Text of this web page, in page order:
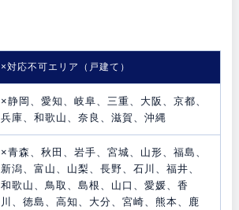
×対応不可エリア（戸建て）
×静岡、愛知、岐阜、三重、大阪、京都、
兵庫、和歌山、奈良、滋賀、沖縄
×青森、秋田、岩手、宮城、山形、福島、
新潟、富山、山梨、長野、石川、福井、
和歌山、鳥取、島根、山口、愛媛、香
川、徳島、高知、大分、宮崎、熊本、鹿